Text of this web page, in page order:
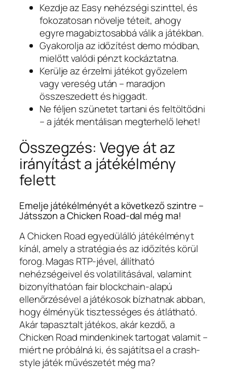
Kezdje az Easy nehézségi szinttel, és
fokozatosan növelje téteit, ahogy
egyre magabiztosabbá válik a játékban.
Gyakorolja az időzítést demo módban,
mielőtt valódi pénzt kockáztatna.
Kerülje az érzelmi játékot győzelem
vagy vereség után – maradjon
összeszedett és higgadt.
Ne féljen szünetet tartani és feltöltődni
– a játék mentálisan megterhelő lehet!
Összegzés: Vegye át az
irányítást a játékélmény
felett
Emelje játékélményét a következő szintre –
Játsszon a Chicken Road-dal még ma!
A Chicken Road egyedülálló játékélményt
kínál, amely a stratégia és az időzítés körül
forog. Magas RTP-jével, állítható
nehézségeivel és volatilitásával, valamint
bizonyíthatóan fair blockchain-alapú
ellenőrzésével a játékosok bízhatnak abban,
hogy élményük tisztességes és átlátható.
Akár tapasztalt játékos, akár kezdő, a
Chicken Road mindenkinek tartogat valamit –
miért ne próbálná ki, és sajátítsa el a crash-
style játék művészetét még ma?